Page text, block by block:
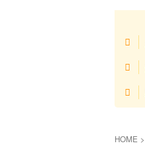
HOME >